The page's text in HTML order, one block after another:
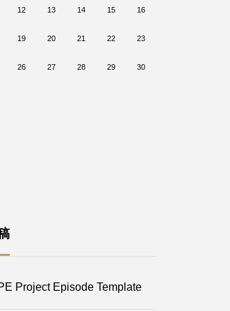
12 13 14 15 16
19 20 21 22 23
26 27 28 29 30
Project Episode Template